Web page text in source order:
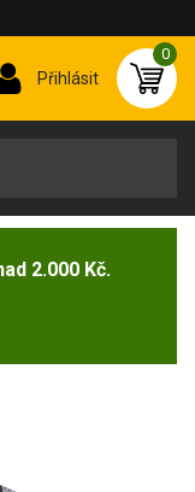
Přihlásit
0
2.000 Kč.